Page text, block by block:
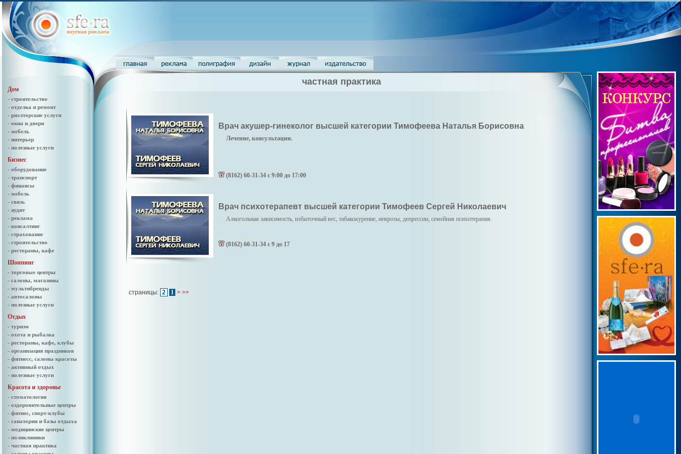
Дом
- строительство
- отделка и ремонт
- риэлторские услуги
- окна и двери
- мебель
- интерьер
- полезные услуги
Бизнес
- оборудование
- транспорт
- финансы
- мебель
- связь
- аудит
- реклама
- консалтинг
- страхование
- строительство
- рестораны, кафе
Шоппинг
- торговые центры
- салоны, магазины
- мультибренды
- автосалоны
- полезные услуги
Отдых
- туризм
- охота и рыбалка
- рестораны, кафе, клубы
- организация праздников
- фитнесс, салоны красоты
- активный отдых
- полезные услуги
Красота и здоровье
- стоматология
- оздоровительные центры
- фитнес, спорт-клубы
- санатории и базы отдыха
- медицинские центры
- поликлиники
- частная практика
частная практика
Врач акушер-гинеколог высшей категории Тимофеева Наталья Борисовна
Лечение, консультации.
(8162) 60-31-34 с 9:00 до 17:00
Врач психотерапевт высшей категории Тимофеев Сергей Николаевич
Алкогольная зависимость, избыточный вес, табакокурение, неврозы, депрессии, семейная психотерапия.
(8162) 60-31-34 с 9 до 17
страницы: 2 1 > >>